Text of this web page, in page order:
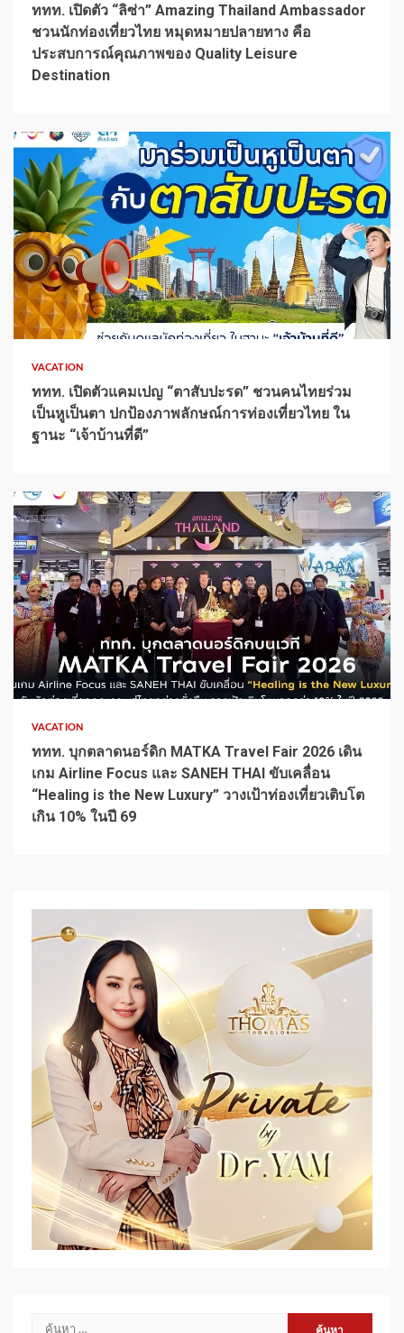
ททท. เปิดตัว “ลิซ่า” Amazing Thailand Ambassador
ชวนนักท่องเที่ยวไทย หมุดหมายปลายทาง คือ
ประสบการณ์คุณภาพของ Quality Leisure
Destination
1 min read
VACATION
ททท. เปิดตัวแคมเปญ “ตาสับปะรด” ชวนคนไทยร่วม
เป็นหูเป็นตา ปกป้องภาพลักษณ์การท่องเที่ยวไทย ใน
ฐานะ “เจ้าบ้านที่ดี”
1 min read
VACATION
ททท. บุกตลาดนอร์ดิก MATKA Travel Fair 2026 เดิน
เกม Airline Focus และ SANEH THAI ขับเคลื่อน
“Healing is the New Luxury” วางเป้าท่องเที่ยวเติบโต
เกิน 10% ในปี 69
ค้นหา